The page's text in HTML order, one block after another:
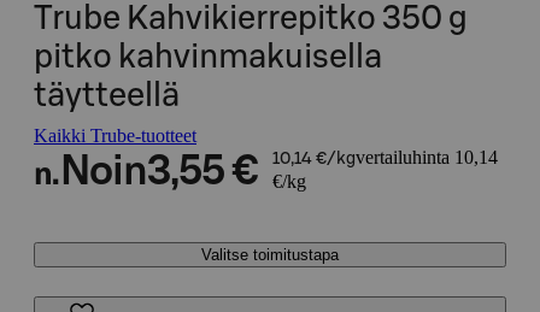
Trube Kahvikierrepitko 350 g
pitko kahvinmakuisella
täytteellä
Kaikki Trube-tuotteet
n. Noin3,55 € 10,14 €/kgvertailuhinta 10,14
€/kg
Valitse toimitustapa